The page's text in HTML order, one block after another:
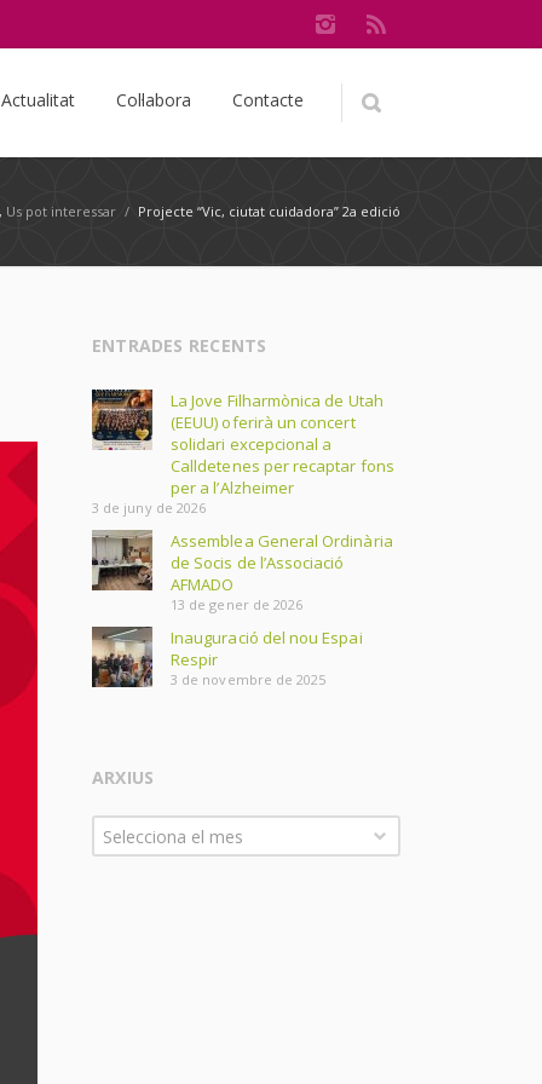
Actualitat Col·labora Contacte
, Us pot interessar / Projecte “Vic, ciutat cuidadora” 2a edició
ENTRADES RECENTS
La Jove Filharmònica de Utah
(EEUU) oferirà un concert
solidari excepcional a
Calldetenes per recaptar fons
per a l’Alzheimer
3 de juny de 2026
Assemblea General Ordinària
de Socis de l’Associació
AFMADO
13 de gener de 2026
Inauguració del nou Espai
Respir
3 de novembre de 2025
ARXIUS
Arxius
Selecciona el mes